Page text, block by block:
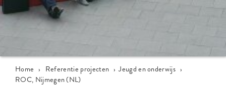
Home › Referentie projecten › Jeugd en onderwijs ›
ROC, Nijmegen (NL)